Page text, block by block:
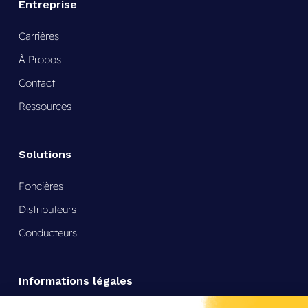
Entreprise
Carrières
À Propos
Contact
Ressources
Solutions
Foncières
Distributeurs
Conducteurs
Informations légales